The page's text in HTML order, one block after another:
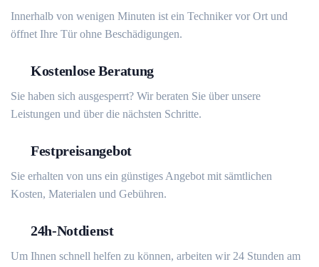
Innerhalb von wenigen Minuten ist ein Techniker vor Ort und
öffnet Ihre Tür ohne Beschädigungen.
Kostenlose Beratung
Sie haben sich ausgesperrt? Wir beraten Sie über unsere
Leistungen und über die nächsten Schritte.
Festpreisangebot
Sie erhalten von uns ein günstiges Angebot mit sämtlichen
Kosten, Materialen und Gebühren.
24h-Notdienst
Um Ihnen schnell helfen zu können, arbeiten wir 24 Stunden am